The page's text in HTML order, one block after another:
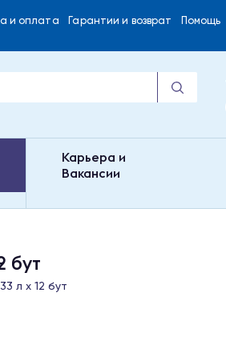
и оплата Гарантии и возврат Помощь
Карьера и
Вакансии
бут
л х 12 бут